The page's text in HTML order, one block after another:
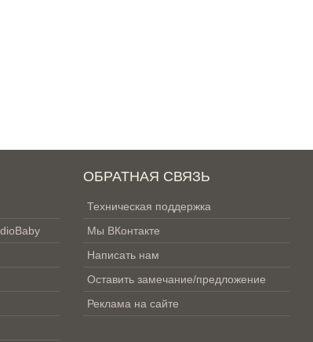
ОБРАТНАЯ СВЯЗЬ
Техническая поддержка
Мы ВКонтакте
Написать нам
Оставить замечание/предложение
Реклама на сайте